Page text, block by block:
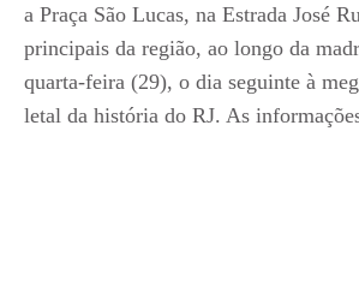
a Praça São Lucas, na Estrada José
principais da região, ao longo da
quarta-feira (29), o dia seguinte à
letal da história do RJ. As